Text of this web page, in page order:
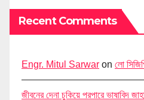
Recent Comments
Engr. Mitul Sarwar on লো
জীবনের দেনা চুকিয়ে পরপারে ভাষাবিদ